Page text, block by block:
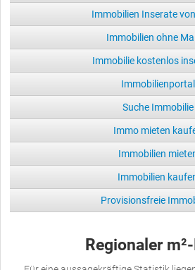
Immobilien Inserate
Immobilien ohne
Immobilie kostenlos
Immobilienportal
Suche Immobilie
Immo mieten
Immobilien
Immobilien
Provisionsfreie
Regionaler